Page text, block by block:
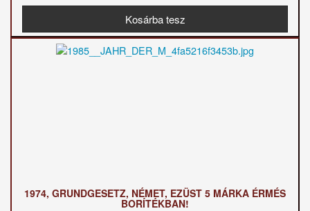
1974, GRUNDGESETZ, NÉMET, EZÜST 5 MÁRKA ÉRMÉS
BORÍTÉKBAN!